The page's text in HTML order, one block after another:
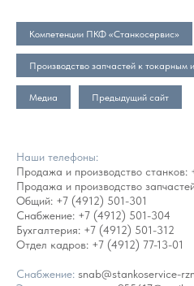
Компетенции ПКФ «Станкосервис»
Производство запчастей к токарным
Медиа Предыдущий сайт
Наши телефоны:
Продажа и производство станков:
Продажа и производство
Общий: +7 (4912) 501-301
Снабжение: +7 (4912) 501-304
Бухгалтерия: +7 (4912) 501-312
Отдел кадров: +7 (4912) 77-13-01
Снабжение: snab@stankoservice-